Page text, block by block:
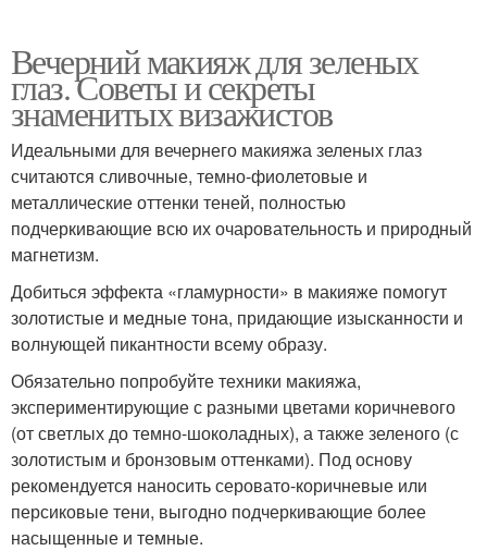
Вечерний макияж для зеленых
глаз. Советы и секреты
знаменитых визажистов
Идеальными для вечернего макияжа зеленых глаз
считаются сливочные, темно-фиолетовые и
металлические оттенки теней, полностью
подчеркивающие всю их очаровательность и природный
магнетизм.
Добиться эффекта «гламурности» в макияже помогут
золотистые и медные тона, придающие изысканности и
волнующей пикантности всему образу.
Обязательно попробуйте техники макияжа,
экспериментирующие с разными цветами коричневого
(от светлых до темно-шоколадных), а также зеленого (с
золотистым и бронзовым оттенками). Под основу
рекомендуется наносить серовато-коричневые или
персиковые тени, выгодно подчеркивающие более
насыщенные и темные.